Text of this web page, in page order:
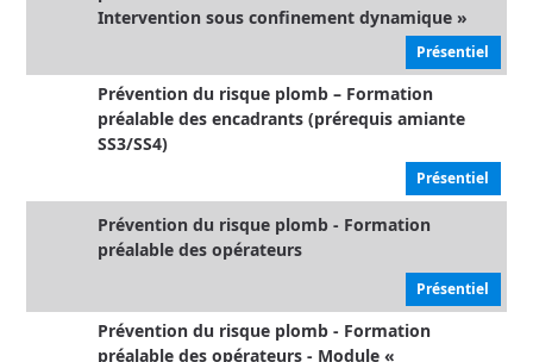
Intervention sous confinement dynamique »
Présentiel
Prévention du risque plomb – Formation
préalable des encadrants (prérequis amiante
SS3/SS4)
Présentiel
Prévention du risque plomb - Formation
préalable des opérateurs
Présentiel
Prévention du risque plomb - Formation
préalable des opérateurs - Module «